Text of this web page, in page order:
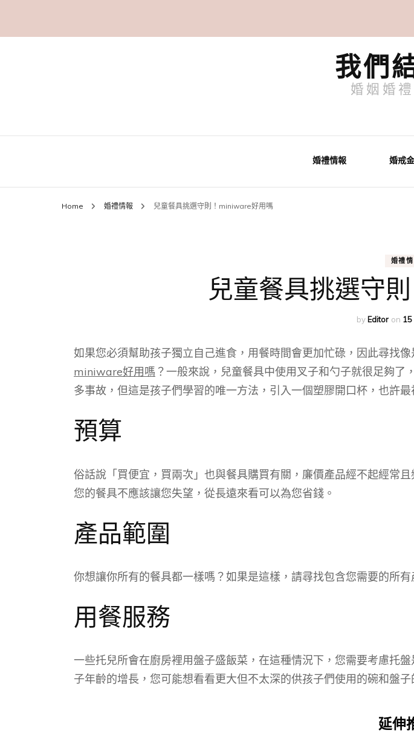
我們
婚姻婚
婚禮情報 婚戒
Home 婚禮情報 兒童餐具挑選守則！miniware好用嗎
婚禮
兒童餐具挑選守
by Editor on 15
如果您必須幫助孩子獨立自己進食，用餐時間會更加忙碌，因此尋找
miniware好用嗎 ？一般來說，兒童餐具中使用叉子和勺子就很足夠
多事故，但這是孩子們學習的唯一方法，引入一個塑膠開口杯，也許
預算
俗話說「買便宜，買兩次」也與餐具購買有關，廉價產品經不起經常
您的餐具不應該讓您失望，從長遠來看可以為您省錢。
產品範圍
你想讓你所有的餐具都一樣嗎？如果是這樣，請尋找包含您需要的所
用餐服務
一些托兒所會在廚房裡用盤子盛飯菜，在這種情況下，您需要考慮托
子年齡的增長，您可能想看看更大但不太深的供孩子們使用的碗和盤子
延伸